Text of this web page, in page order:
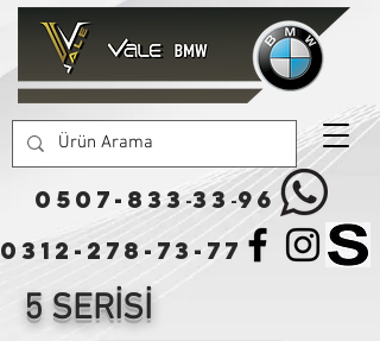
0507-833-33 -96
0312-278-73-77
5 SERİSİ